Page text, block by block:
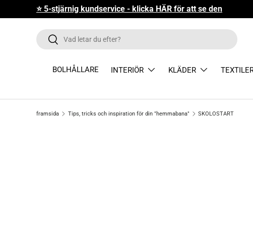
FORTSÄTT TILL INNEHÅLLET
- klicka HÄR för att se den
Sök Sök
BOLHÅLLARE INTERIÖR KLÄDER
framsida Tips, tricks och inspiration för din "hemmabana" SKOLOSTART